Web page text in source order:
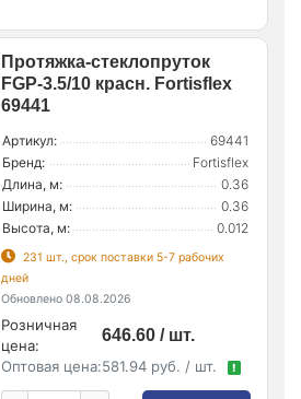
Протяжка-стеклопруток
FGP-3.5/10 красн. Fortisflex
69441
Артикул:
69441
Бренд:
Fortisflex
Длина, м:
0.36
Ширина, м:
0.36
Высота, м:
0.012
231 шт., срок поставки 5-7 рабочих
дней
Обновлено 08.08.2026
Розничная
цена:
646.60 / шт.
Оптовая цена:581.94 руб. / шт. !